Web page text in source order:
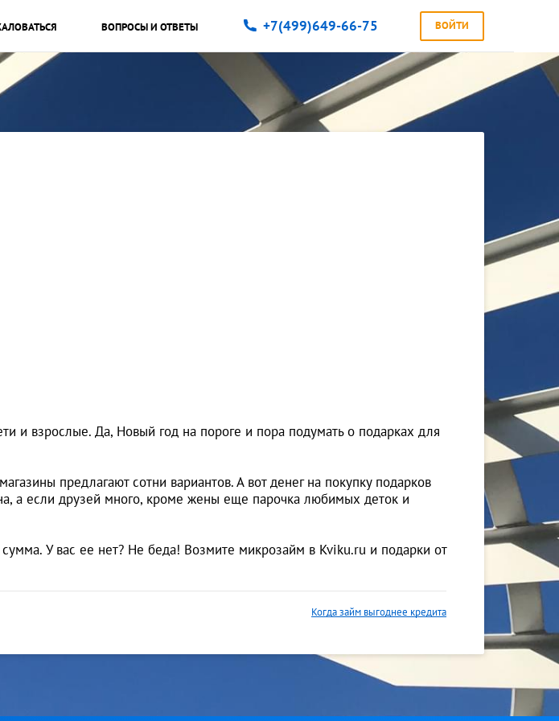
ВОПРОСЫ И ОТВЕТЫ +7(499)649-66-75 ВОЙТИ
и взрослые. Да, Новый год на пороге и пора подумать о подарках для
предлагают сотни вариантов. А вот денег на покупку подарков
а если друзей много, кроме жены еще парочка любимых деток и
У вас ее нет? Не беда! Возмите микрозайм в Kviku.ru и подарки от
Когда займ выгоднее кредита